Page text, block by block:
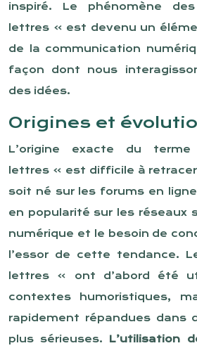
inspiré. Le phénomène
lettres » est devenu un
de la communication
façon dont nous
des idées.
Origines et
L’origine exacte du
lettres » est difficile à
soit né sur les forums en
en popularité sur les réseaux
numérique et le besoin de
l’essor de cette tendance.
lettres » ont d’abord été
contextes humoristiques,
rapidement répandues dans
plus sérieuses. L’utilisation